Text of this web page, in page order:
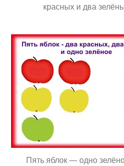
красных и два
Пять яблок — одно